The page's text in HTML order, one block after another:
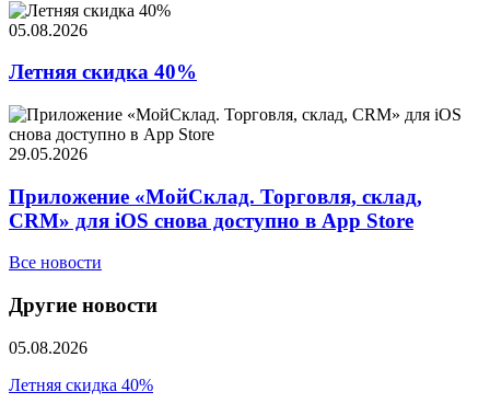
05.08.2026
Летняя скидка 40%
29.05.2026
Приложение «МойСклад. Торговля, склад,
CRM» для iOS снова доступно в App Store
Все новости
Другие новости
05.08.2026
Летняя скидка 40%